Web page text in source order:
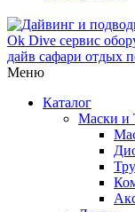
Меню
Каталог
Маски и